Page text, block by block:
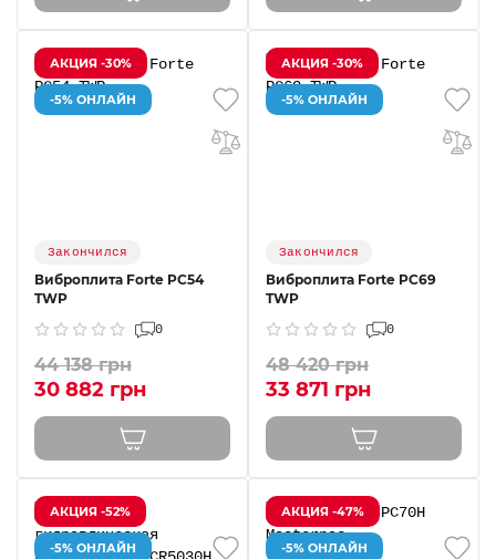
АКЦИЯ -30%
-5% ОНЛАЙН
Закончился
Виброплита Forte PC54
TWP
0
44 138 грн
30 882 грн
АКЦИЯ -30%
-5% ОНЛАЙН
Закончился
Виброплита Forte PC69
TWP
0
48 420 грн
33 871 грн
АКЦИЯ -52%
-5% ОНЛАЙН
АКЦИЯ -47%
-5% ОНЛАЙН